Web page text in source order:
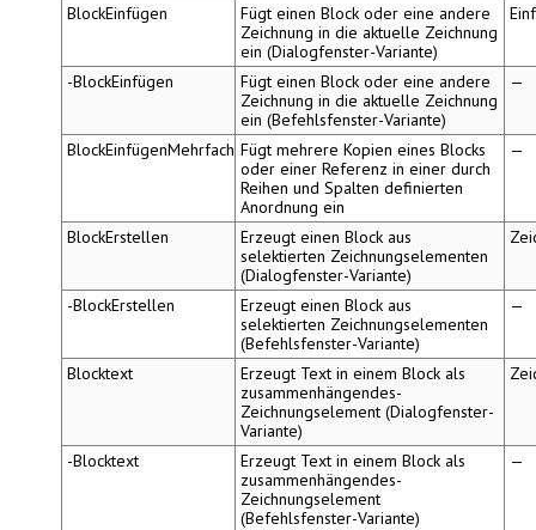
BlockEinfügen
Fügt einen Block oder eine andere
Zeichnung in die aktuelle Zeichnung
ein (Dialogfenster-Variante)
-BlockEinfügen
Fügt einen Block oder eine andere
Zeichnung in die aktuelle Zeichnung
ein (Befehlsfenster-Variante)
—
BlockEinfügenMehrfach Fügt mehrere Kopien eines Blocks
oder einer Referenz in einer durch
Reihen und Spalten definierten
Anordnung ein
—
BlockErstellen
Erzeugt einen Block aus
selektierten Zeichnungselementen
(Dialogfenster-Variante)
-BlockErstellen
Erzeugt einen Block aus
selektierten Zeichnungselementen
(Befehlsfenster-Variante)
—
Blocktext
Erzeugt Text in einem Block als
zusammenhängendes-
Zeichnungselement (Dialogfenster-
Variante)
-Blocktext
Erzeugt Text in einem Block als
zusammenhängendes-
Zeichnungselement
(Befehlsfenster-Variante)
—